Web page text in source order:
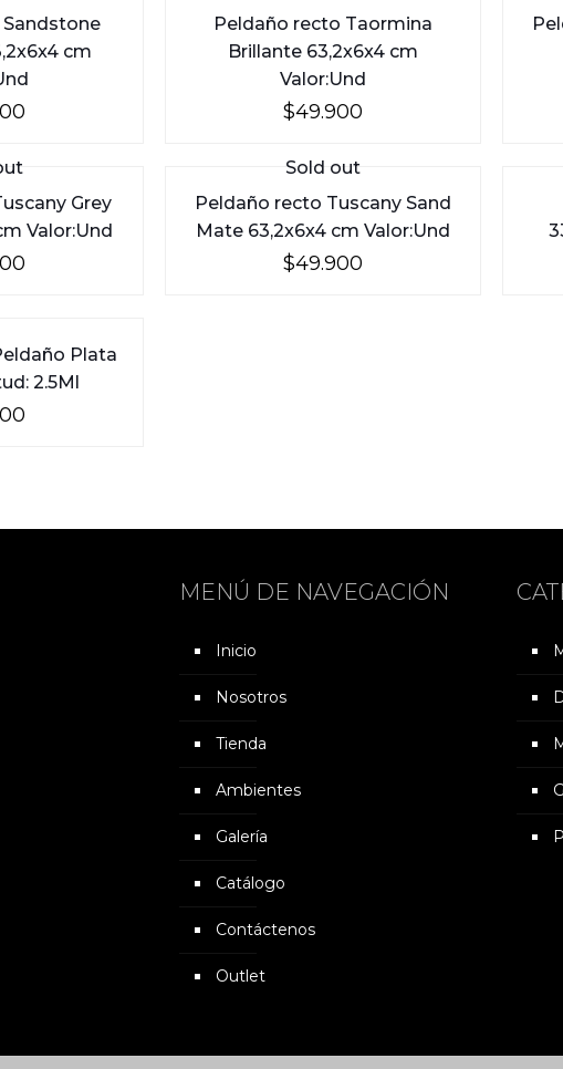
cm
Peldaño recto Taormina
Brillante 63,2x6x4 cm
Valor:Und
$49.900
Grey
Valor:Und
Sold out
Peldaño recto Tuscany Sand
Mate 63,2x6x4 cm Valor:Und
$49.900
Plata
2.5Ml
MENÚ DE NAVEGACIÓN
Inicio
Nosotros
Tienda
Ambientes
Galería
Catálogo
Contáctenos
Outlet